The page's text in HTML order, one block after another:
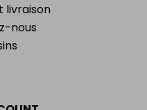
livraison
nous